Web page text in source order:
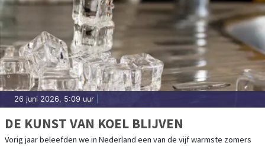
26 juni 2026, 5:09 uur
DE KUNST VAN KOEL BLIJVEN
Vorig jaar beleefden we in Nederland een van de vijf warmste zomers